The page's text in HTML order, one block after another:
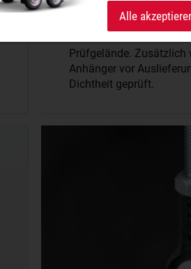
Hervorragende
Prüfgelände. Zusätzlich
Anhänger vor
Dichtheit geprüft.
Alle